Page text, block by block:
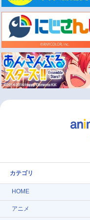
カテゴリ
HOME
アニメ